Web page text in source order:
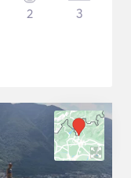
2 3